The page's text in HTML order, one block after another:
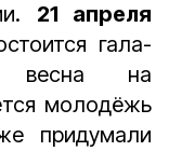
21 апреля
гала-
весна на
молодёжь
придумали